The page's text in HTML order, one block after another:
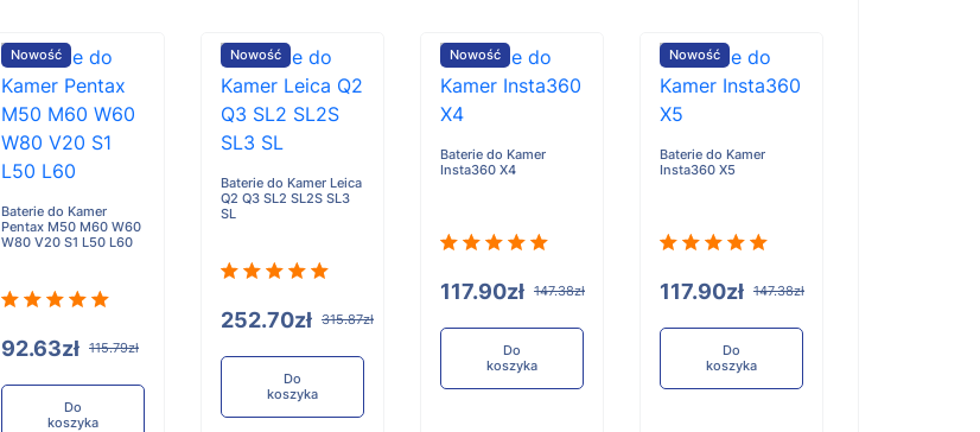
Nowość
Baterie do Kamer
Pentax M50 M60 W60
W80 V20 S1 L50 L60
92.63zł 115.79zł
Do
koszyka
Nowość
Baterie do Kamer Leica
Q2 Q3 SL2 SL2S SL3
SL
252.70zł 315.87zł
Do
koszyka
Nowość
Baterie do Kamer
Insta360 X4
117.90zł 147.38zł
Do
koszyka
Nowość
Baterie do Kamer
Insta360 X5
117.90zł 147.38zł
Do
koszyka